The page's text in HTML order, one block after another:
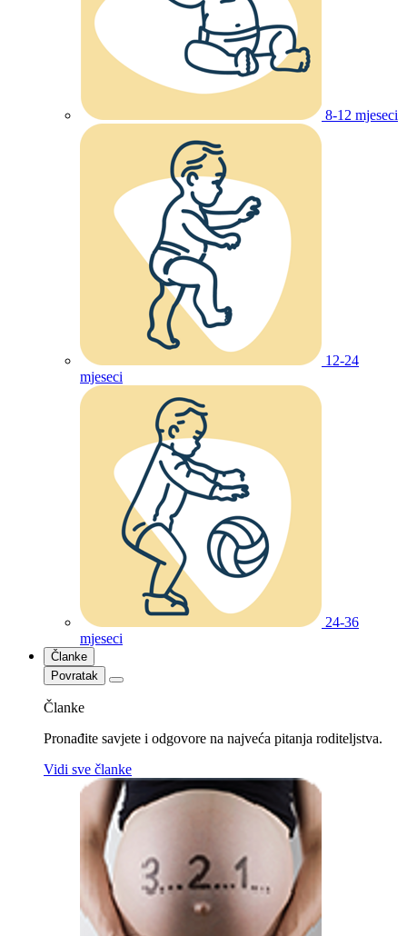
8-12 mjeseci
12-24
mjeseci
24-36
mjeseci
Članke
Povratak
Članke
Pronađite savjete i odgovore na najveća pitanja roditeljstva.
Vidi sve članke